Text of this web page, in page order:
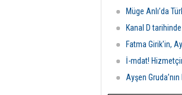
Müge Anlı’da
Kanal D
Fatma Girik'in,
İ-mdat!
Ayşen